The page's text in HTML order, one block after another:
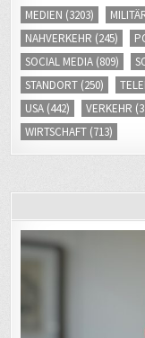
MEDIEN (3203)
NAHVERKEHR (245)
SOCIAL MEDIA (809)
STANDORT (250)
USA (442) VERKEHR
WIRTSCHAFT (713)